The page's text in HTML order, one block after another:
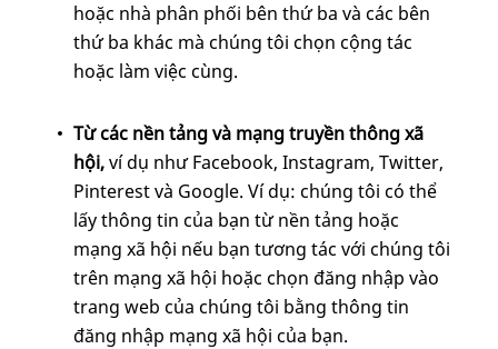
hoặc nhà phân phối bên thứ ba và các bên
thứ ba khác mà chúng tôi chọn cộng tác
hoặc làm việc cùng.
Từ các nền tảng và mạng truyền thông xã
hội,ví dụ như Facebook, Instagram, Twitter,
Pinterest và Google. Ví dụ: chúng tôi có thể
lấy thông tin của bạn từ nền tảng hoặc
mạng xã hội nếu bạn tương tác với chúng tôi
trên mạng xã hội hoặc chọn đăng nhập vào
trang web của chúng tôi bằng thông tin
đăng nhập mạng xã hội của bạn.